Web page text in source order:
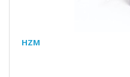
HZM